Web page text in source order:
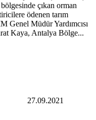
çıkan orman
ödenen tarım
Genel Müdür Yardımcısı
Kaya, Antalya Bölge...
27.09.2021